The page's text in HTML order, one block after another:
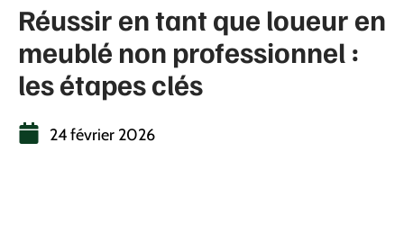
Réussir en tant que loueur en
meublé non professionnel :
les étapes clés
24 février 2026